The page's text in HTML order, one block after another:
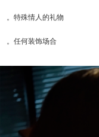
。特殊情人的礼物
。任何装饰场合